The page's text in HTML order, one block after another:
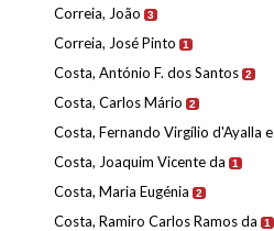
Correia, João 3
Correia, José Pinto 1
Costa, António F. dos Santos 2
Costa, Carlos Mário 2
Costa, Fernando Virgílio d'Ayalla e
Costa, Joaquim Vicente da 1
Costa, Maria Eugénia 2
Costa, Ramiro Carlos Ramos da 1